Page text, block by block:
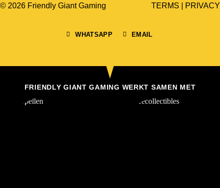
© 2026 Friendly Giant Gaming
WHATSAPP EMAIL
TERMS PRIVACY
FRIENDLY GIANT GAMING WERKT SAMEN MET